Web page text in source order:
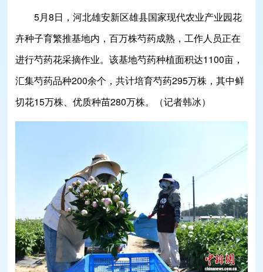
5月8日，河北雄安新区雄县国家现代农业产业园花
卉种子育繁推基地内，百万株芍药成熟，工作人员正在
进行芍药花采摘作业。该基地芍药种植面积达1100亩，
汇集芍药品种200余个，共计培育芍药295万株，其中鲜
切花15万株、优质种苗280万株。（记者韩冰）